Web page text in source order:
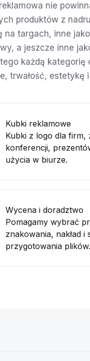
nie
produktów z
na targach, inne
a jeszcze inne
każdą kategorię
trwałość, estetykę
Kubki reklamowe
Kubki z logo dla firm,
konferencji,
użycia w biurze.
Wycena i doradztwo
Pomagamy wybrać
znakowania, nakład i
przygotowania plików.